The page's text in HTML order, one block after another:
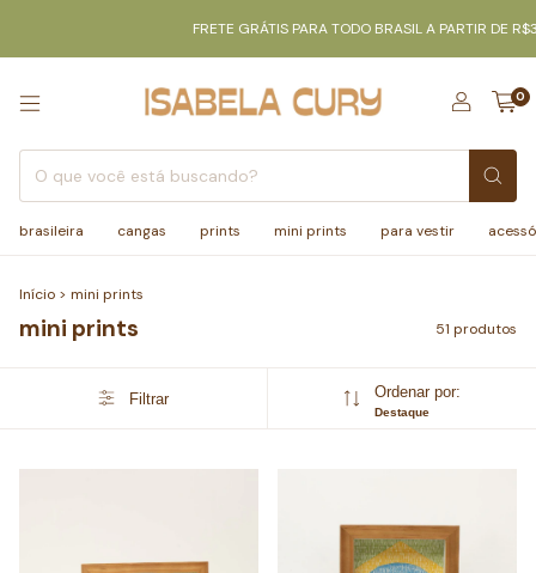
FRETE GRÁTIS PARA TODO BRASIL A PARTIR DE R$350 FRETE
0
brasileira cangas prints mini prints para vestir
Início > mini prints
mini prints 51 produtos
Filtrar Ordenar por:
Destaque